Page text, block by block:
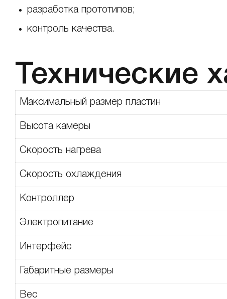
разработка прототипов;
контроль качества.
Технические
Максимальный размер пластин
Высота камеры
Скорость нагрева
Скорость охлаждения
Контроллер
Электропитание
Интерфейс
Габаритные размеры
Вес